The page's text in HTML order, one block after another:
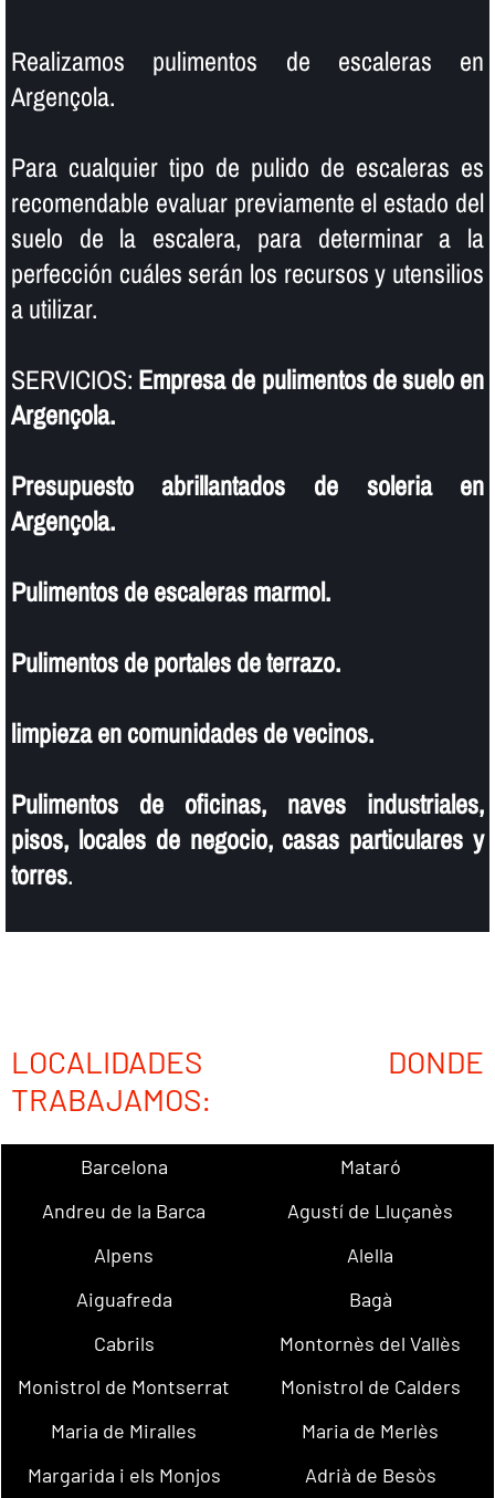
Realizamos pulimentos de escaleras en
Argençola.
Para cualquier tipo de pulido de escaleras es
recomendable evaluar previamente el estado del
suelo de la escalera, para determinar a la
perfección cuáles serán los recursos y utensilios
a utilizar.
SERVICIOS: Empresa de pulimentos de suelo en
Argençola.
Presupuesto abrillantados de soleria en
Argençola.
Pulimentos de escaleras marmol.
Pulimentos de portales de terrazo.
limpieza en comunidades de vecinos.
Pulimentos de oficinas, naves industriales,
pisos, locales de negocio, casas particulares y
torres.
LOCALIDADES DONDE
TRABAJAMOS:
Barcelona
Mataró
Andreu de la Barca
Agustí de Lluçanès
Alpens
Alella
Aiguafreda
Bagà
Cabrils
Montornès del Vallès
Monistrol de Montserrat
Monistrol de Calders
Maria de Miralles
Maria de Merlès
Margarida i els Monjos
Adrià de Besòs